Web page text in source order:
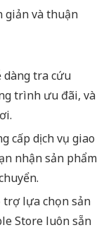
giản và thuận
dàng tra cứu
trình ưu đãi, và
cấp dịch vụ giao
nhận sản phẩm
trợ lựa chọn sản
Store luôn sẵn